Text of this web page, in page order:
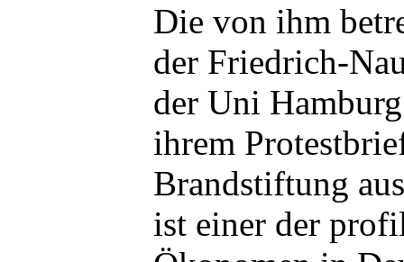
Die von ihm
der Friedrich-
der Uni
ihrem
Brandstiftung
ist einer der